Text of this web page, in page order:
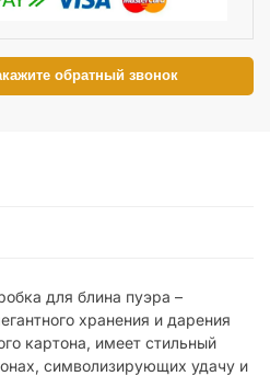
обратный звонок
для блина пуэра –
хранения и дарения
картона, имеет стильный
символизирующих удачу и